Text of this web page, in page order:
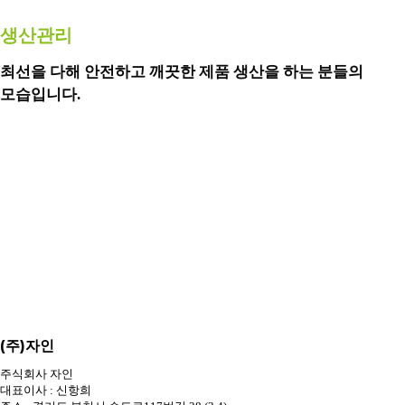
생산관리
최선을 다해 안전하고 깨끗한 제품 생산을 하는 분들의
모습입니다.
(주)자인
주식회사 자인
대표이사 : 신항희